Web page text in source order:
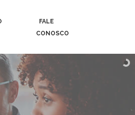
FALE
CONOSCO